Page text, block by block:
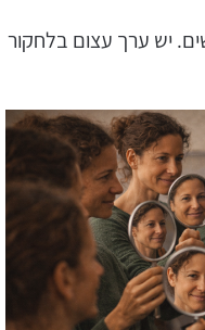
יש ערך עצום בלחקור